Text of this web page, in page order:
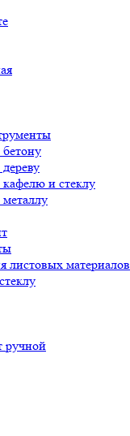
и стеклу
листовых материалов
ручной